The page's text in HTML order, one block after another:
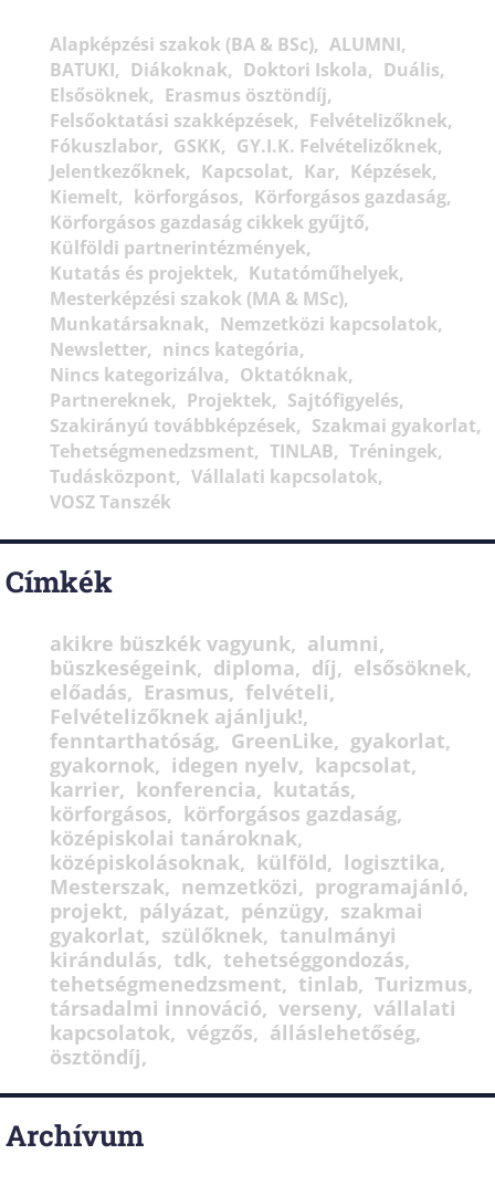
Alapképzési szakok (BA & BSc)
ALUMNI
BATUKI
Diákoknak Doktori Iskola
Duális
Elsősöknek
Erasmus ösztöndíj
Felsőoktatási szakképzések
Felvételizőknek
Fókuszlabor
GSKK
GY.I.K. Felvételizőknek
Jelentkezőknek
Kapcsolat Kar
Képzések
Kiemelt
körforgásos
Körforgásos gazdaság
Körforgásos gazdaság cikkek gyűjtő
Külföldi partnerintézmények
Kutatás és projektek
Kutatóműhelyek
Mesterképzési szakok (MA & MSc)
Munkatársaknak
Nemzetközi kapcsolatok
Newsletter
nincs kategória
Nincs kategorizálva
Oktatóknak
Partnereknek
Projektek
Sajtófigyelés
Szakirányú továbbképzések
Szakmai gyakorlat
Tehetségmenedzsment
TINLAB
Tréningek
Tudásközpont
Vállalati kapcsolatok
VOSZ Tanszék
Címkék
akikre büszkék vagyunk
alumni
büszkeségeink
diploma díj
elsősöknek
előadás
Erasmus
felvételi
Felvételizőknek ajánljuk!
fenntarthatóság
GreenLike
gyakorlat
gyakornok
idegen nyelv
kapcsolat
karrier
konferencia
kutatás
körforgásos
körforgásos gazdaság
középiskolai tanároknak
középiskolásoknak
külföld
logisztika
Mesterszak
nemzetközi
programajánló
projekt
pályázat pénzügy
szakmai
gyakorlat
szülőknek
tanulmányi
kirándulás
tdk
tehetséggondozás
tehetségmenedzsment
tinlab
Turizmus
társadalmi innováció
verseny
vállalati
kapcsolatok
végzős
álláslehetőség
ösztöndíj
Archívum